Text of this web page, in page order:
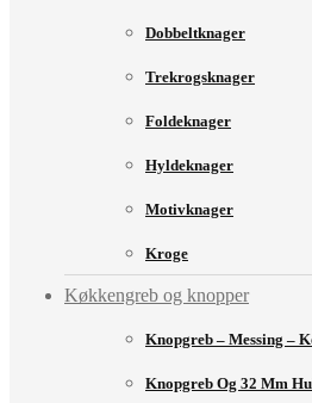
Dobbeltknager
Trekrogsknager
Foldeknager
Hyldeknager
Motivknager
Kroge
Køkkengreb og knopper
Knopgreb – Messing –
Knopgreb Og 32 Mm